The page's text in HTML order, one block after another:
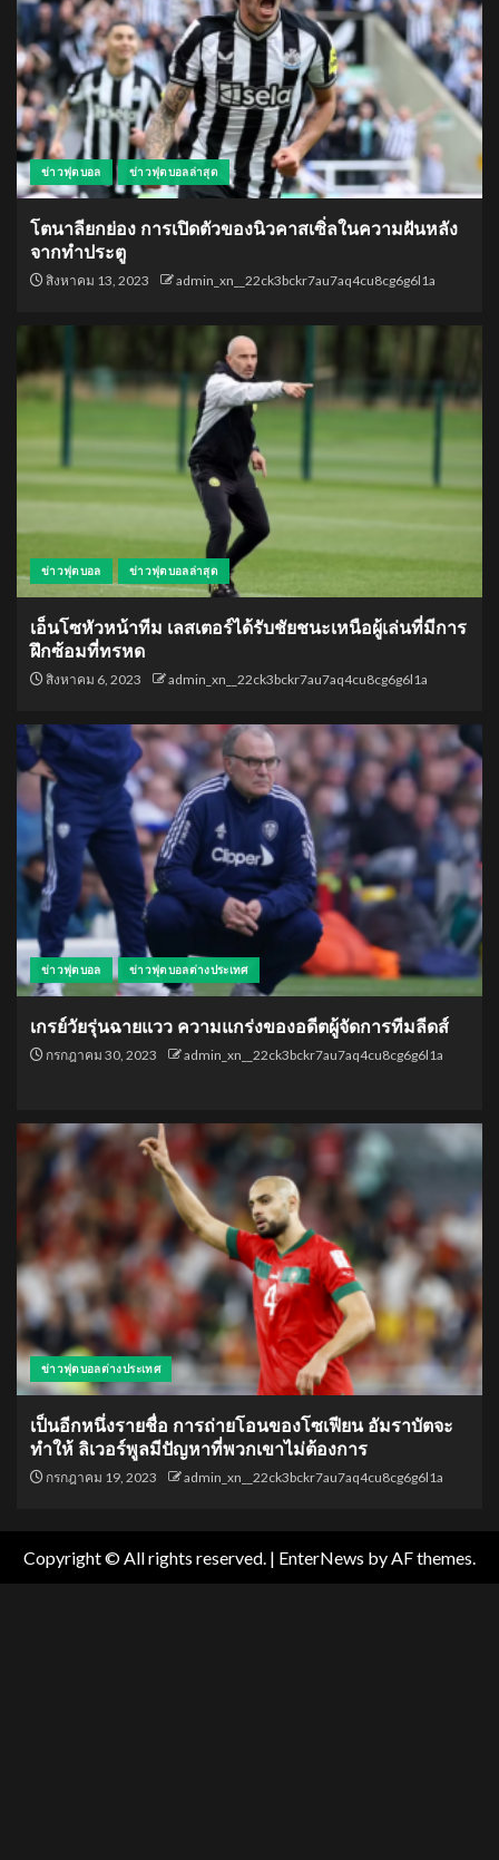
ข่าวฟุตบอล ข่าวฟุตบอลล่าสุด
โตนาลียกย่อง การเปิดตัวของนิวคาสเซิ่ลในความฝันหลัง
จากทำประตู
สิงหาคม 13, 2023 admin_xn__22ck3bckr7au7aq4cu8cg6g6l1a
ข่าวฟุตบอล ข่าวฟุตบอลล่าสุด
เอ็นโซหัวหน้าทีม เลสเตอร์ได้รับชัยชนะเหนือผู้เล่นที่มีการ
ฝึกซ้อมที่ทรหด
สิงหาคม 6, 2023 admin_xn__22ck3bckr7au7aq4cu8cg6g6l1a
ข่าวฟุตบอล ข่าวฟุตบอลต่างประเทศ
เกรย์วัยรุ่นฉายแวว ความแกร่งของอดีตผู้จัดการทีมลีดส์
กรกฎาคม 30, 2023 admin_xn__22ck3bckr7au7aq4cu8cg6g6l1a
ข่าวฟุตบอลต่างประเทศ
เป็นอีกหนึ่งรายชื่อ การถ่ายโอนของโซเฟียน อัมราบัตจะ
ทำให้ ลิเวอร์พูลมีปัญหาที่พวกเขาไม่ต้องการ
กรกฎาคม 19, 2023 admin_xn__22ck3bckr7au7aq4cu8cg6g6l1a
Copyright © All rights reserved. | EnterNews by AF themes.